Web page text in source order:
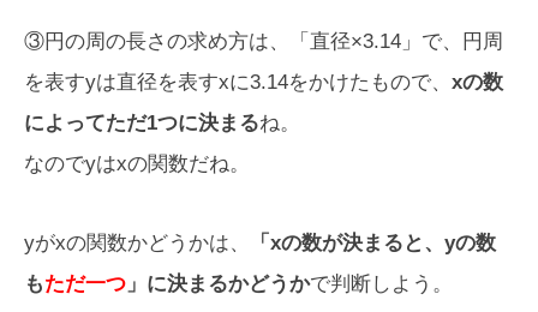
③円の周の長さの求め方は、「直径×3.14」で、円周
を表すyは直径を表すxに3.14をかけたもので、 xの数
によってただ1つに決まるね。
なのでyはxの関数だね。
yがxの関数かどうかは、
「xの数が決まると、yの数
もただ一つ 」に決まるかどうかで判断しよう。